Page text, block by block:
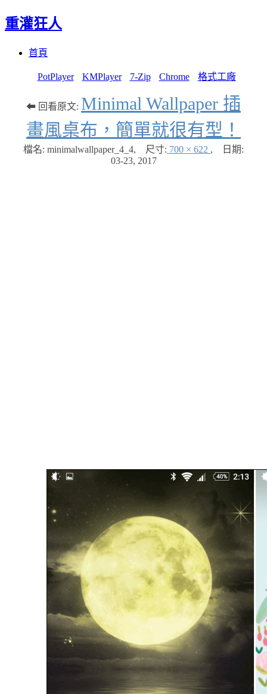
重灌狂人
首頁
PotPlayer KMPlayer 7-Zip Chrome 格式工廠
⬅ 回看原文: Minimal Wallpaper 插
畫風桌布，簡單就很有型！
檔名: minimalwallpaper_4_4, 尺寸: 700 × 622 ,
日期:
03-23, 2017